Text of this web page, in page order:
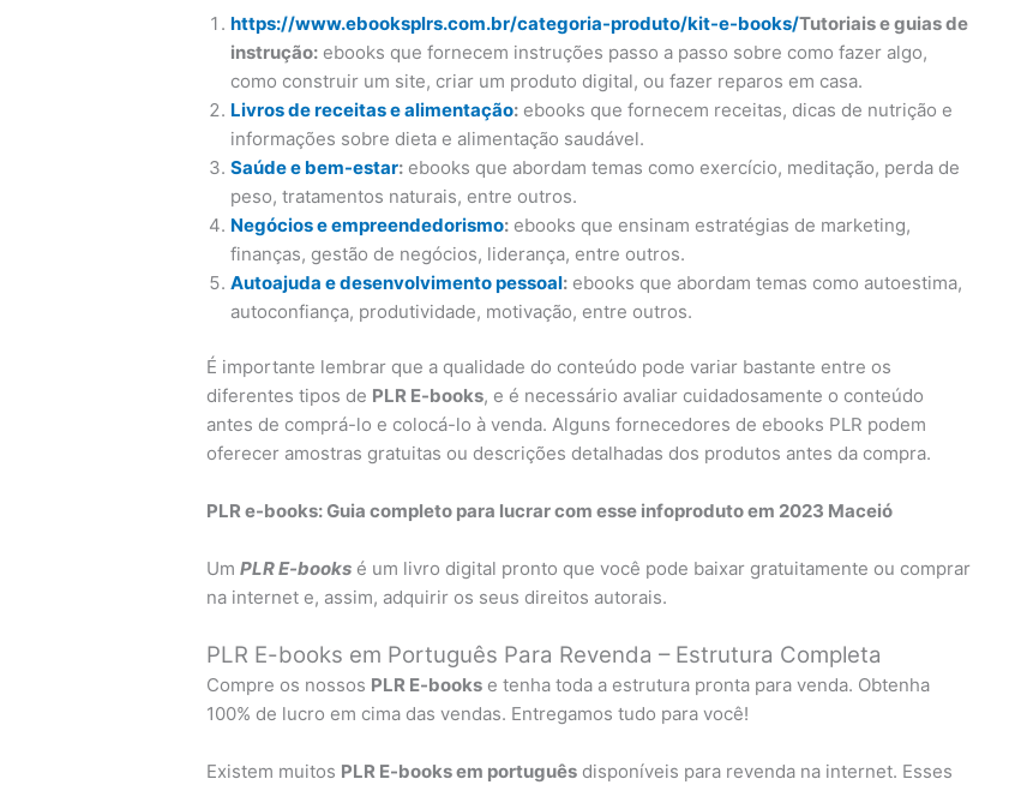
https://www.ebooksplrs.com.br/categoria-produto/kit-e-books/Tutoriais e guias de
instrução: ebooks que fornecem instruções passo a passo sobre como fazer algo,
como construir um site, criar um produto digital, ou fazer reparos em casa.
Livros de receitas e alimentação: ebooks que fornecem receitas, dicas de nutrição e
informações sobre dieta e alimentação saudável.
Saúde e bem-estar: ebooks que abordam temas como exercício, meditação, perda de
peso, tratamentos naturais, entre outros.
Negócios e empreendedorismo: ebooks que ensinam estratégias de marketing,
finanças, gestão de negócios, liderança, entre outros.
Autoajuda e desenvolvimento pessoal: ebooks que abordam temas como autoestima,
autoconfiança, produtividade, motivação, entre outros.
É importante lembrar que a qualidade do conteúdo pode variar bastante entre os
diferentes tipos de PLR E-books, e é necessário avaliar cuidadosamente o conteúdo
antes de comprá-lo e colocá-lo à venda. Alguns fornecedores de ebooks PLR podem
oferecer amostras gratuitas ou descrições detalhadas dos produtos antes da compra.
PLR e-books: Guia completo para lucrar com esse infoproduto em 2023 Maceió
UmPLR E-books é um livro digital pronto que você pode baixar gratuitamente ou comprar
na internet e, assim, adquirir os seus direitos autorais.
PLR E-books em Português Para Revenda – Estrutura Completa
Compre os nossos PLR E-books e tenha toda a estrutura pronta para venda. Obtenha
100% de lucro em cima das vendas. Entregamos tudo para você!
Existem muitos PLR E-books em português disponíveis para revenda na internet. Esses